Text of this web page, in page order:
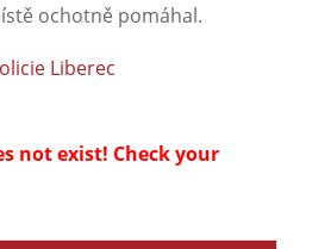
ochotně pomáhal.
Liberec
not exist! Check your